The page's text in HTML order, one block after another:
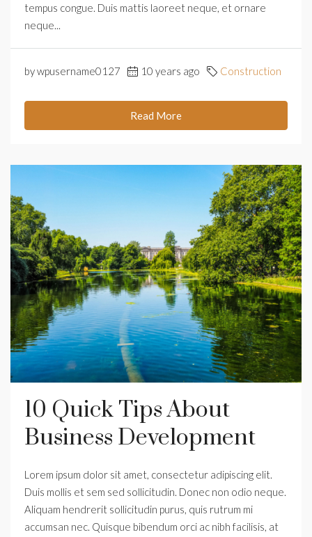
tempus congue. Duis mattis laoreet neque, et ornare
neque...
by wpusername0127 10 years ago Construction
Read More
10 Quick Tips About
Business Development
Lorem ipsum dolor sit amet, consectetur adipiscing elit.
Duis mollis et sem sed sollicitudin. Donec non odio neque.
Aliquam hendrerit sollicitudin purus, quis rutrum mi
accumsan nec. Quisque bibendum orci ac nibh facilisis, at